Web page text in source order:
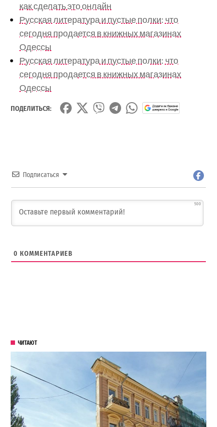
как сделать это онлайн
Русская литература и пустые полки: что
сегодня продается в книжных магазинах
Одессы
Русская литература и пустые полки: что
сегодня продается в книжных магазинах
Одессы
ПОДЕЛИТЬСЯ:
Подписаться
500
0 КОММЕНТАРИЕВ
ЧИТАЮТ